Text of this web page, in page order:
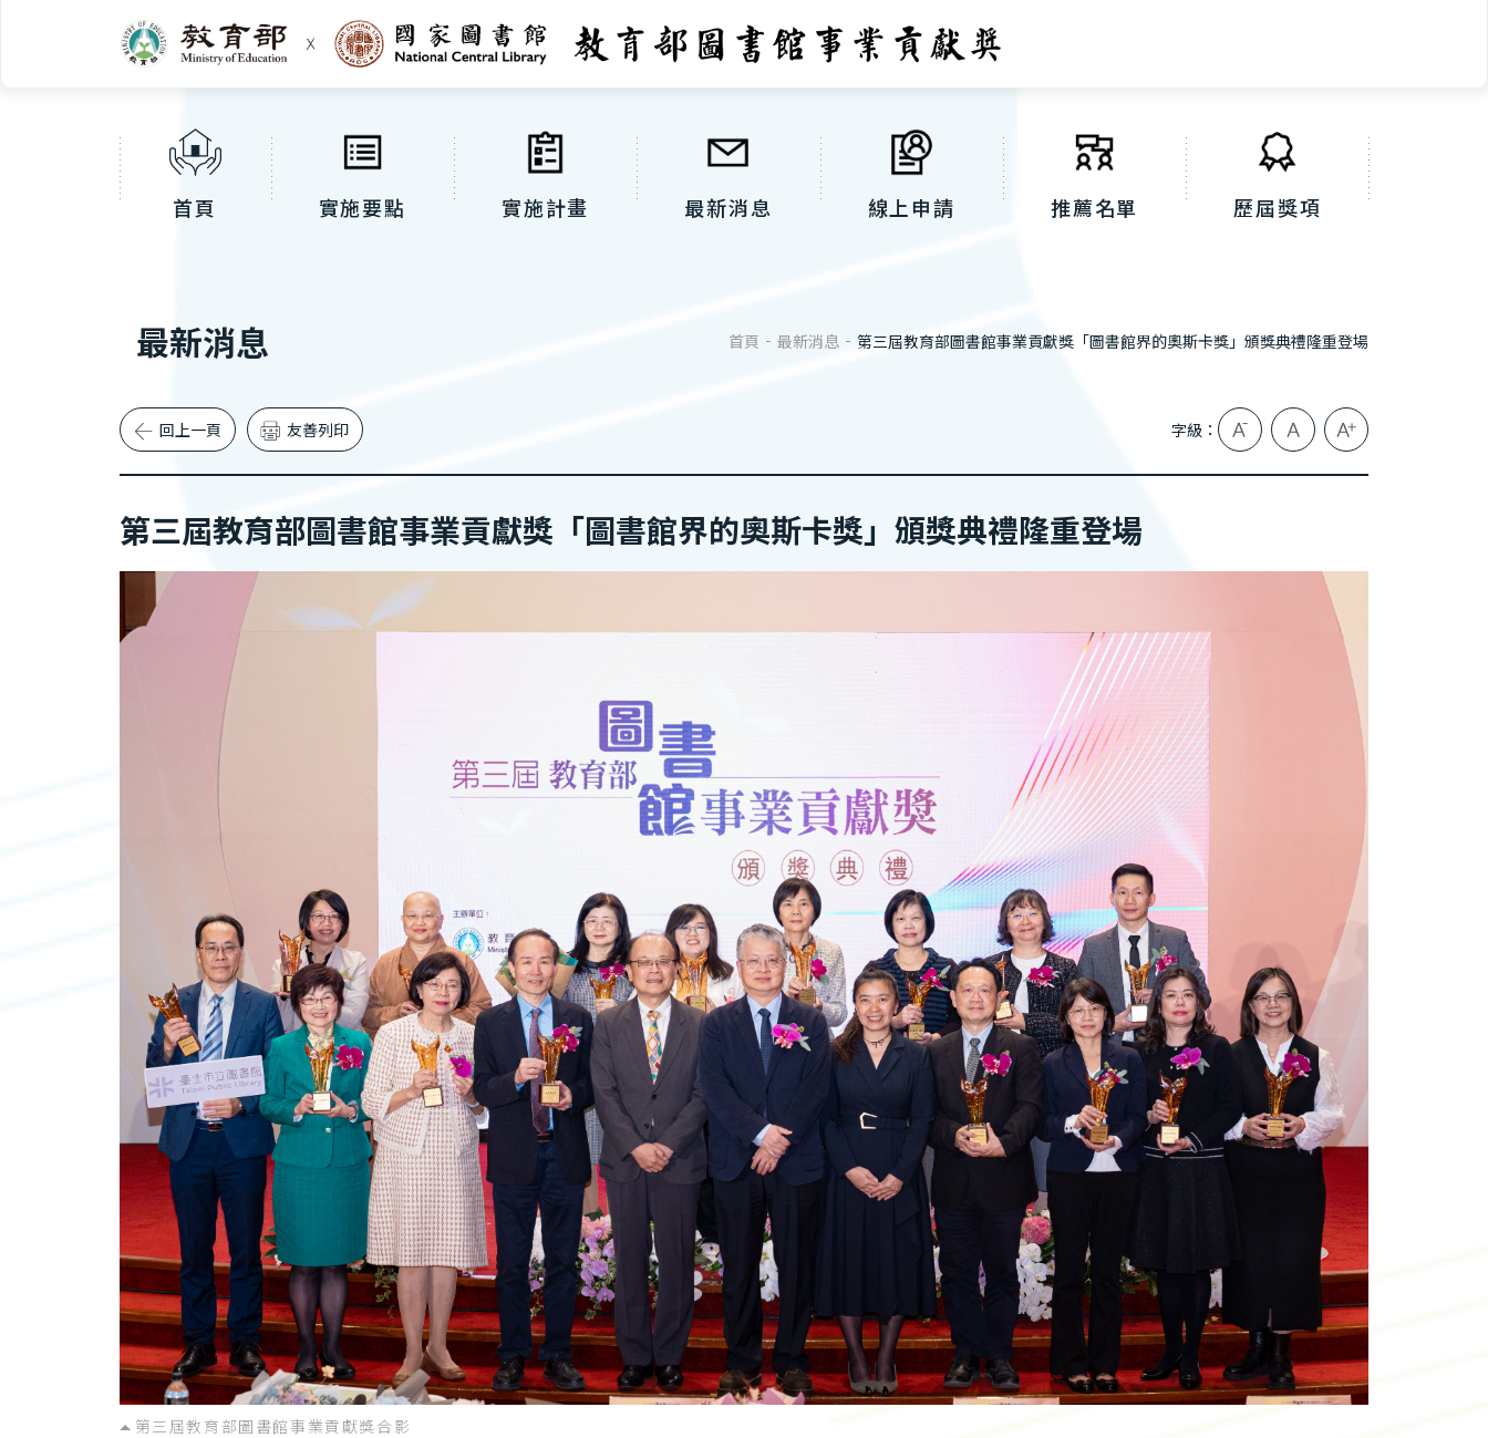
首頁 實施要點 實施計畫 最新消息 線上申請 推薦名單 歷屆獎項
最新消息 首頁 最新消息 第三屆教育部圖書館事業貢獻獎「圖書館界的奧斯卡獎」頒獎典禮隆重登場
回上一頁 友善列印 字級：
小字級 中字級 大字級
第三屆教育部圖書館事業貢獻獎「圖書館界的奧斯卡獎」頒獎典禮隆重登場
第三屆教育部圖書館事業貢獻獎合影